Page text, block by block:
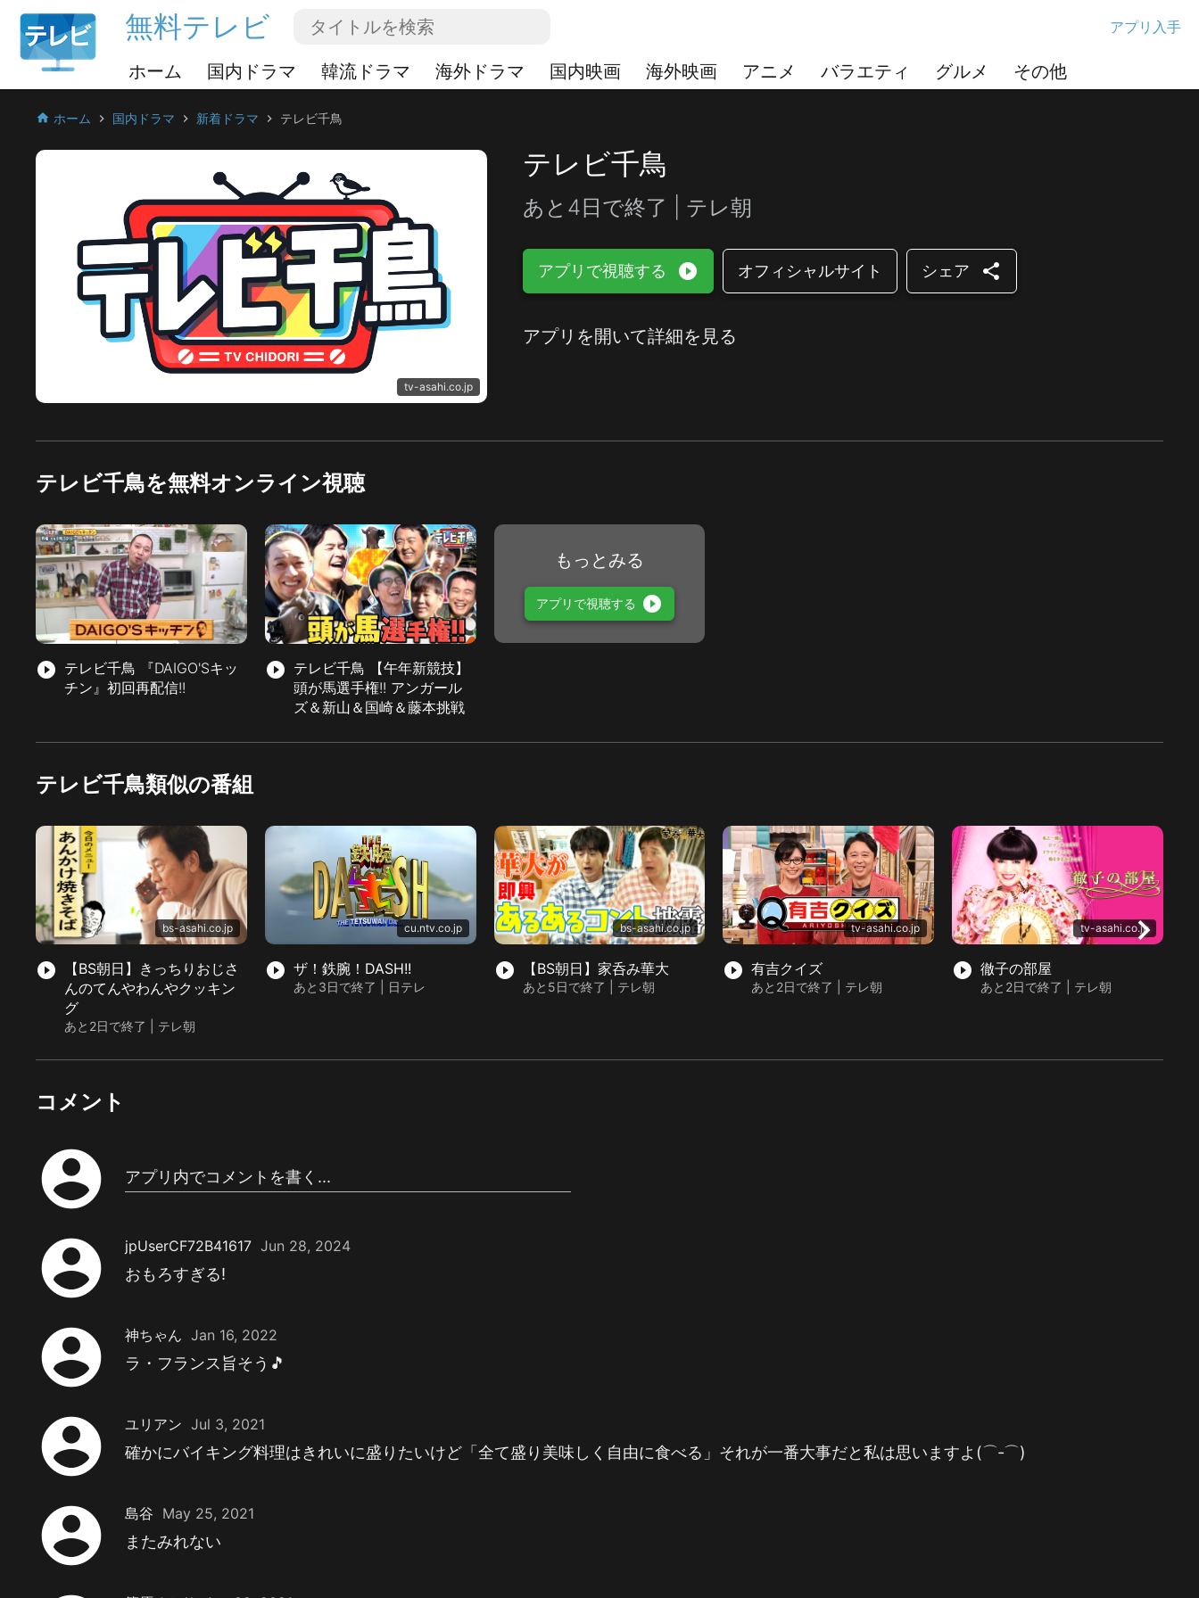
無料テレビ アプリ入手
ホーム 国内ドラマ 韓流ドラマ 海外ドラマ 国内映画 海外映画 アニメ バラエティ グルメ その他
home ホーム chevron_right 国内ドラマ chevron_right 新着ドラマ chevron_right テレビ千鳥
tv-asahi.co.jp
テレビ千鳥
あと4日で終了 | テレ朝
アプリで視聴する play_circle_filled オフィシャルサイト シェア share
アプリを開いて詳細を見る
テレビ千鳥を無料オンライン視聴
play_circle_filled テレビ千鳥 『DAIGO'Sキッ
チン』初回再配信!!
play_circle_filled テレビ千鳥 【午年新競技】
頭が馬選手権!! アンガール
ズ＆新山＆国崎＆藤本挑戦
もっとみる
アプリで視聴する play_circle_filled
テレビ千鳥類似の番組
bs-asahi.co.jp
play_circle_filled
【BS朝日】きっちりおじさ
んのてんやわんやクッキン
グ
あと2日で終了 | テレ朝
cu.ntv.co.jp
play_circle_filled ザ！鉄腕！DASH!!
あと3日で終了 | 日テレ
bs-asahi.co.jp
play_circle_filled 【BS朝日】家呑み華大
あと5日で終了 | テレ朝
tv-asahi.co.jp
play_circle_filled 有吉クイズ
あと2日で終了 | テレ朝
tv-asahi.co.jp
play_circle_filled 徹子の部屋
あと2日で終了 | テレ朝
chevron_right
コメント
account_circle アプリ内でコメントを書く...
account_circle jpUserCF72B41617 Jun 28, 2024
おもろすぎる!
account_circle 神ちゃん Jan 16, 2022
ラ・フランス旨そう🎵
account_circle ユリアン Jul 3, 2021
確かにバイキング料理はきれいに盛りたいけど「全て盛り美味しく自由に食べる」それが一番大事だと私は思いますよ(⌒‐⌒)
account_circle 島谷 May 25, 2021
またみれない